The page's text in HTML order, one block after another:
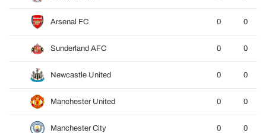
Arsenal FC 0 0
Sunderland AFC 0 0
Newcastle United 0 0
Manchester United 0 0
Manchester City 0 0